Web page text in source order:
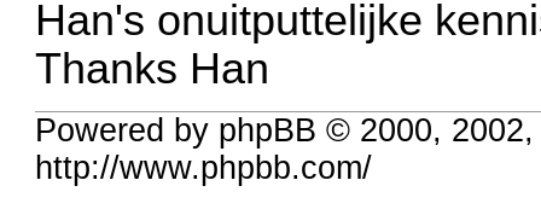
Han's onuitputtelijke
Thanks Han
Powered by phpBB © 2000,
http://www.phpbb.com/